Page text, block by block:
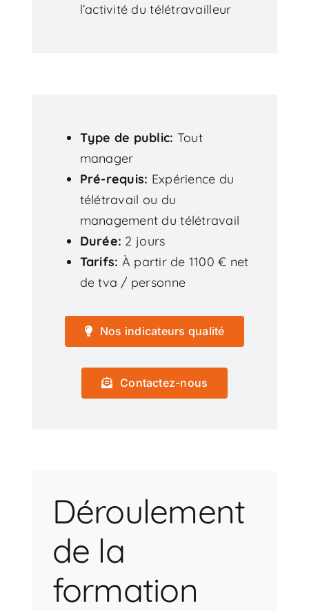
l’activité du télétravailleur
Type de public Tout
manager
Pré-requis Expérience du
télétravail ou du
management du télétravail
Durée 2 jours
Tarifs À partir de 1100 € net
de tva / personne
Nos indicateurs qualité
Contactez-nous
Déroulement
de la
formation